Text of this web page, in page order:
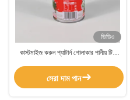
ভিডিও
কাস্টমাইজ করুন প্যাটার্ন গোলাকার পানীয় টিন
সেরা দাম পান